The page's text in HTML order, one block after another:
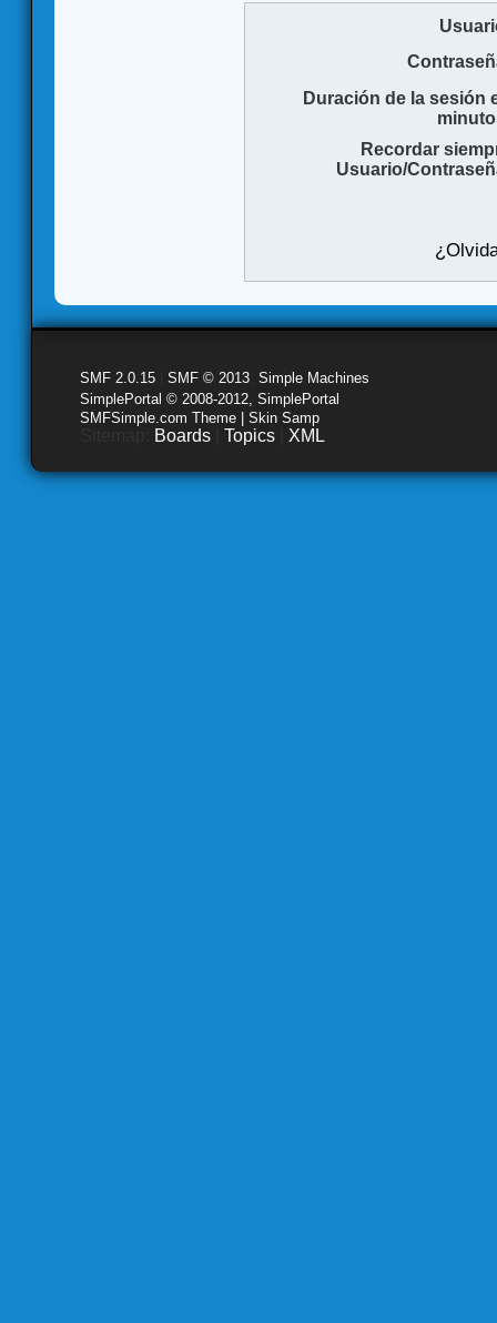
Duración de la sesión
Recordar
Usuario/
SMF 2.0.15 SMF © 2013 Simple Machines
SimplePortal © 2008-2012, SimplePortal
SMFSimple.com Theme | Skin Samp
Boards Topics XML